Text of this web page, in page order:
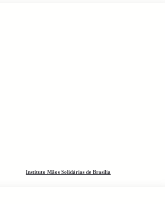
Instituto Mãos Solidárias de Brasília